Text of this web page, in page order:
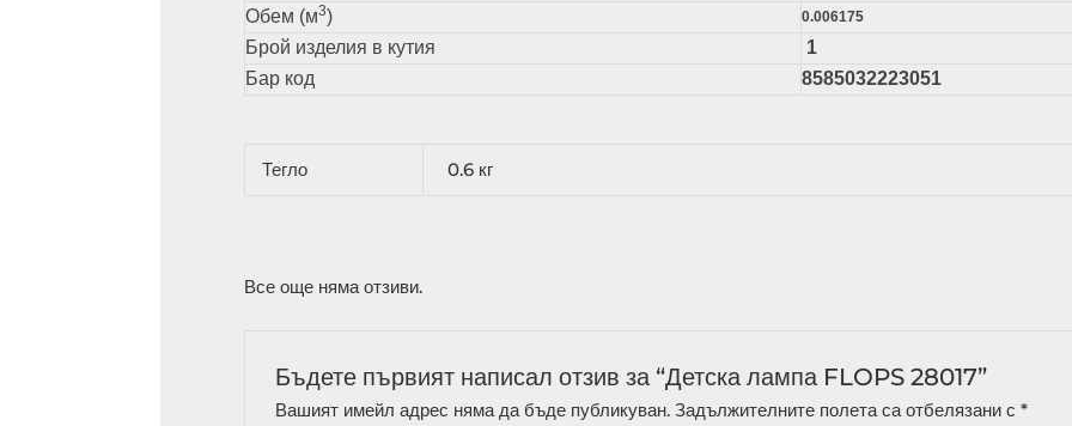
Обем (м3) 0.006175
Брой изделия в кутия
1
Бар код
8585032223051
Тегло 0.6 кг
Все още няма отзиви.
Бъдете първият написал отзив за “Детска лампа FLOPS 28017”
Вашият имейл адрес няма да бъде публикуван. Задължителните полета са отбелязани с*